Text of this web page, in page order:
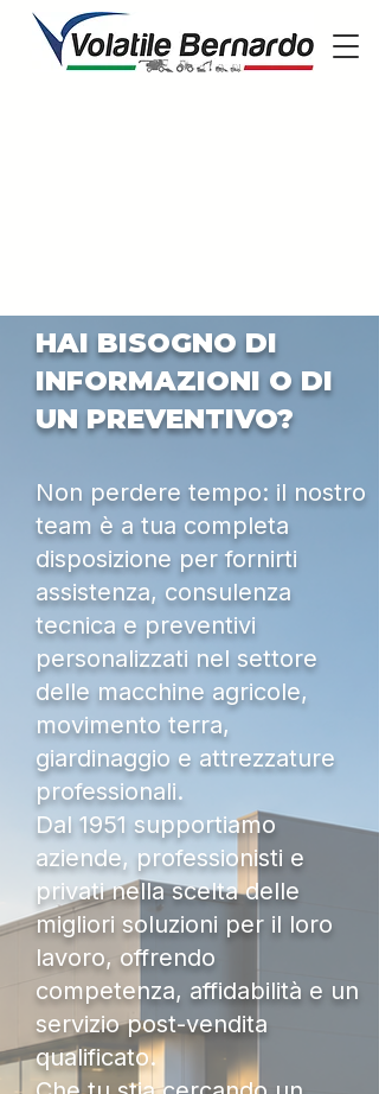
HAI BISOGNO DI
INFORMAZIONI O DI
UN PREVENTIVO?
Non perdere tempo: il nostro
team è a tua completa
disposizione per fornirti
assistenza, consulenza
tecnica e preventivi
personalizzati nel settore
delle macchine agricole,
movimento terra,
giardinaggio e attrezzature
professionali.
Dal 1951 supportiamo
aziende, professionisti e
privati nella scelta delle
migliori soluzioni per il loro
lavoro, offrendo
competenza, affidabilità e un
servizio post-vendita
qualificato.